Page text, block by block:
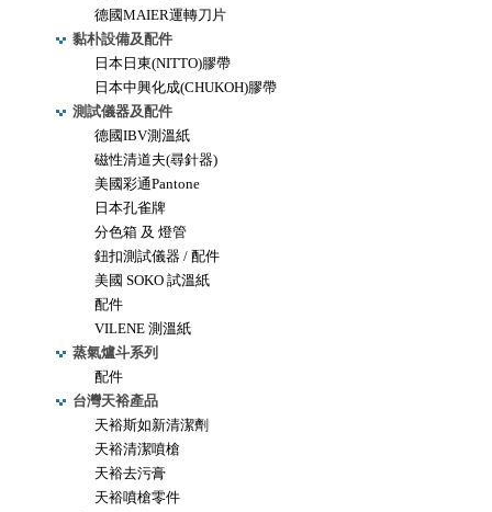
德國MAIER運轉刀片
黏朴設備及配件
日本日東(NITTO)膠帶
日本中興化成(CHUKOH)膠帶
測試儀器及配件
德國IBV測溫紙
磁性清道夫(尋針器)
美國彩通Pantone
日本孔雀牌
分色箱 及 燈管
鈕扣測試儀器 / 配件
美國 SOKO 試溫紙
配件
VILENE 測溫紙
蒸氣爐斗系列
配件
台灣天裕產品
天裕斯如新清潔劑
天裕清潔噴槍
天裕去污膏
天裕噴槍零件